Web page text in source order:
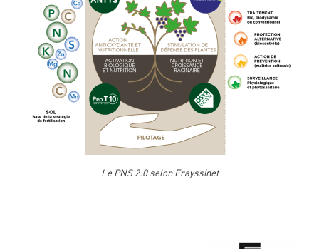
Le PNS 2.0 selon Frayssinet